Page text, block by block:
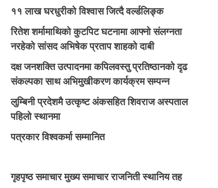
११ लाख घरधुरीको विश्वास जित्दै वर्ल्डलिङ्क
रितेश शर्मामाथिको कुटपिट घटनामा आफ्नो संलग्नता
नरहेको सांसद अभिषेक प्रताप शाहको दाबी
दक्ष जनशक्ति उत्पादनमा कपिलवस्तु प्रतिष्ठानको दृढ
संकल्पका साथ अभिमुखीकरण कार्यक्रम सम्पन्न
लुम्बिनी प्रदेशमै उत्कृष्ट अंकसहित शिवराज अस्पताल
पहिलो स्थानमा
पत्रकार विश्वकर्मा सम्मानित
गृहपृष्ठ समाचार मुख्य समाचार राजनिती स्थानिय तह